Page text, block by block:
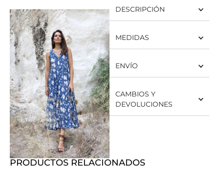
DESCRIPCIÓN
MEDIDAS
ENVÍO
CAMBIOS Y
DEVOLUCIONES
PRODUCTOS RELACIONADOS